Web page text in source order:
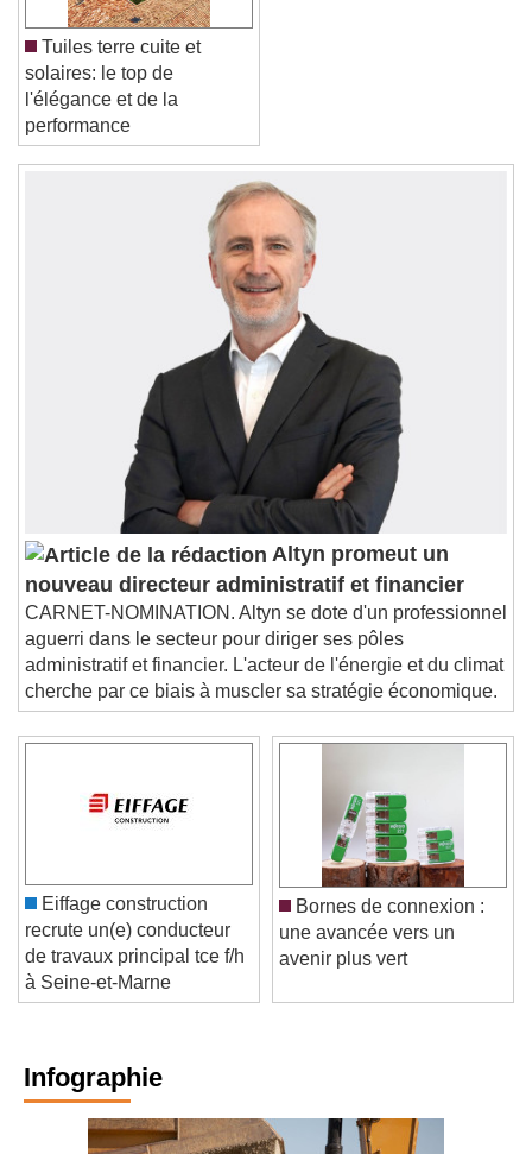
Font Family
Reset
End of dialog window.
Tuiles terre cuite et
solaires: le top de
l'élégance et de la
performance
Altyn promeut un
nouveau directeur administratif et financier
CARNET-NOMINATION. Altyn se dote d'un professionnel
aguerri dans le secteur pour diriger ses pôles
administratif et financier. L'acteur de l'énergie et du climat
cherche par ce biais à muscler sa stratégie économique.
Eiffage construction
recrute un(e) conducteur
de travaux principal tce f/h
à Seine-et-Marne
Bornes de connexion :
une avancée vers un
Infographie